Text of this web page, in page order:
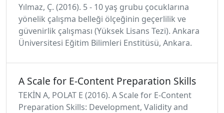
Yılmaz, Ç. (2016). 5 - 10 yaş grubu çocuklarına
yönelik çalışma belleği ölçeğinin geçerlilik ve
güvenirlik çalışması (Yüksek Lisans Tezi). Ankara
Üniversitesi Eğitim Bilimleri Enstitüsü, Ankara.
A Scale for E-Content Preparation Skills
TEKİN A, POLAT E (2016). A Scale for E-Content
Preparation Skills: Development, Validity and